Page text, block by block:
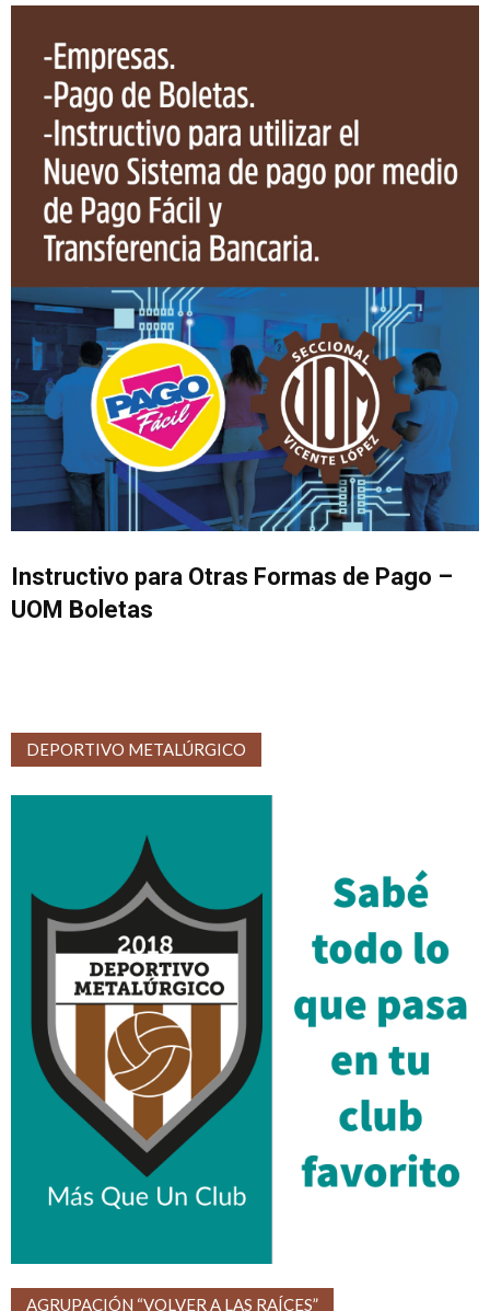
Instructivo para Otras Formas de Pago –
UOM Boletas
DEPORTIVO METALÚRGICO
AGRUPACIÓN “VOLVER A LAS RAÍCES”